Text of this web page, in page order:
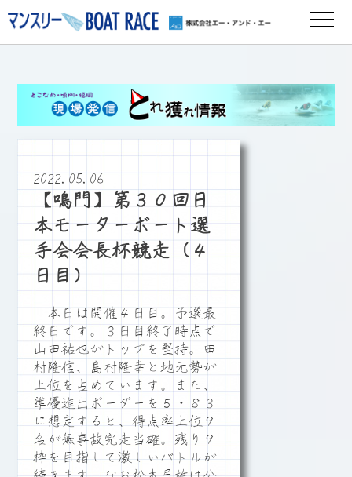
2022.05.06
【鳴門】第３０回日
本モーターボート選
手会会長杯競走（４
日目）
本日は開催４日目。予選最
終日です。３日目終了時点で
山田祐也がトップを堅持。田
村隆信、島村隆幸と地元勢が
上位を占めています。また、
準優進出ボーダーを５・８３
に想定すると、得点率上位９
名が無事故完走当確。残り９
枠を目指して激しいバトルが